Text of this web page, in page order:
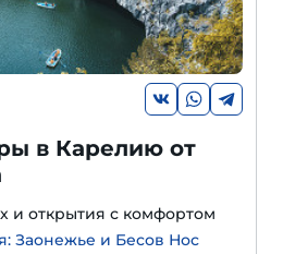
в Карелию от
и открытия с комфортом
Заонежье и Бесов Нос